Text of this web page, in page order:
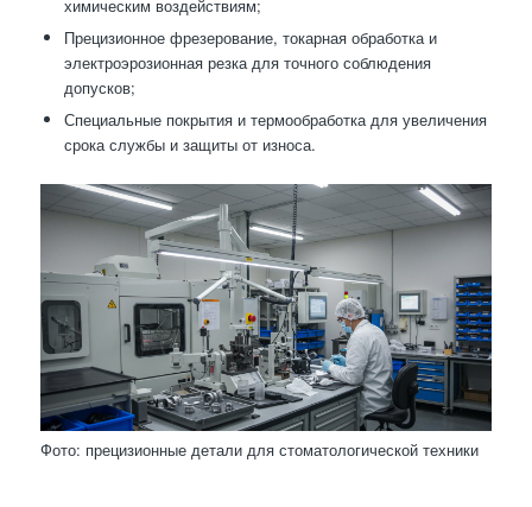
химическим воздействиям;
Прецизионное фрезерование, токарная обработка и
электроэрозионная резка для точного соблюдения
допусков;
Специальные покрытия и термообработка для увеличения
срока службы и защиты от износа.
Фото: прецизионные детали для стоматологической техники